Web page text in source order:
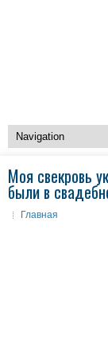
Моя свекровь
были в
Главная